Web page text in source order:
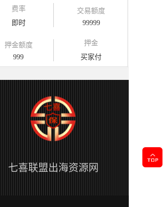
费率
即时
交易额度
99999
押金额度
999
押金
买家付
七喜联盟出海资源网